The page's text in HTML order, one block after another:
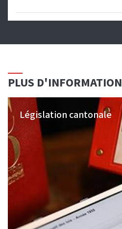
PLUS D'INFORMATION
Législation cantonale